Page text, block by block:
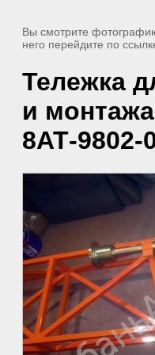
Вы смотрите
него перейдите по
Тележка
и
8АТ-9802-